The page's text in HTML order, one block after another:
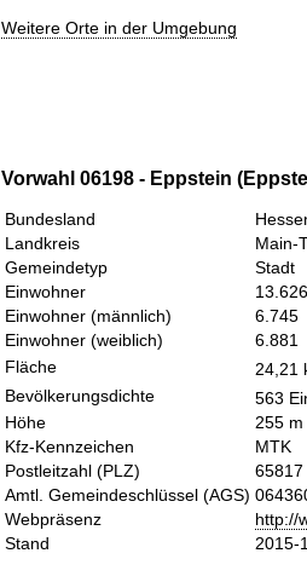
Weitere Orte in der Umgebung
Vorwahl 06198 - Eppstein
Bundesland
Landkreis
Main-
Gemeindetyp
Stadt
Einwohner
13.626
Einwohner (männlich)
6.745
Einwohner (weiblich)
6.881
Fläche
24,21
Bevölkerungsdichte
563
Höhe
255 m
Kfz-Kennzeichen
MTK
Postleitzahl (PLZ)
65817
Amtl. Gemeindeschlüssel (AGS)
Webpräsenz
http://
Stand
2015-